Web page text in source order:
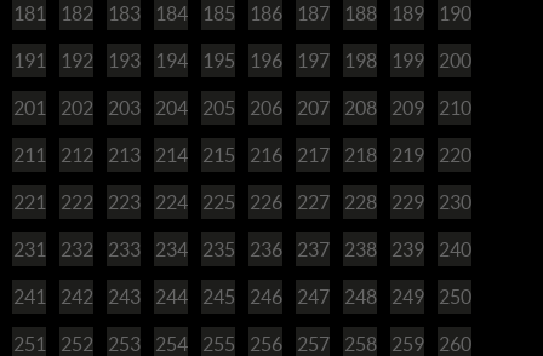
181 182 183 184 185 186 187 188 189 190
191 192 193 194 195 196 197 198 199 200
201 202 203 204 205 206 207 208 209 210
211 212 213 214 215 216 217 218 219 220
221 222 223 224 225 226 227 228 229 230
231 232 233 234 235 236 237 238 239 240
241 242 243 244 245 246 247 248 249 250
251 252 253 254 255 256 257 258 259 260